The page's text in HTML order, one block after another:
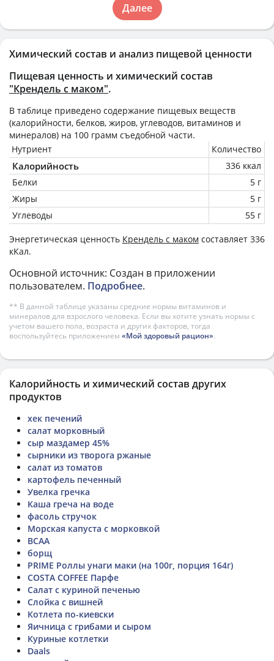
Химический состав и анализ пищевой ценности
Пищевая ценность и химический состав
"Крендель с маком".
В таблице приведено содержание пищевых веществ
(калорийности, белков, жиров, углеводов, витаминов и
минералов) на 100 грамм съедобной части.
Нутриент
Количество
Калорийность
336 ккал
Белки
5 г
Жиры
5 г
Углеводы
55 г
Энергетическая ценность Крендель с маком составляет 336
кКал.
Основной источник: Создан в приложении
пользователем. Подробнее.
** В данной таблице указаны средние нормы витаминов и
минералов для взрослого человека. Если вы хотите узнать нормы с
учетом вашего пола, возраста и других факторов, тогда
воспользуйтесь приложением «Мой здоровый рацион».
Далее
Калорийность и химический состав других
продуктов
хек печений
салат морковный
сыр маздамер 45%
сырники из творога ржаные
салат из томатов
картофель печенный
Увелка гречка
Каша греча на воде
фасоль стручок
Морская капуста с морковкой
ВСАА
борщ
PRIME Роллы унаги маки (на 100г, порция 164г)
COSTA COFFEE Парфе
Салат с куриной печенью
Слойка с вишней
Котлета по-киевски
Яичница с грибами и сыром
Куриные котлетки
Daals